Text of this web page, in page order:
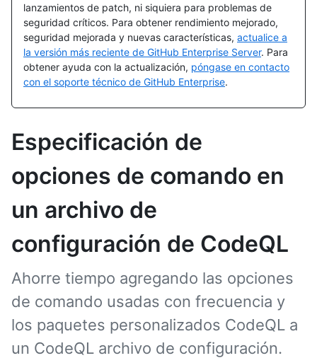
lanzamientos de patch, ni siquiera para problemas de
seguridad críticos. Para obtener rendimiento mejorado,
seguridad mejorada y nuevas características, actualice a
la versión más reciente de GitHub Enterprise Server. Para
obtener ayuda con la actualización, póngase en contacto
con el soporte técnico de GitHub Enterprise.
Especificación de
opciones de comando en
un archivo de
configuración de CodeQL
Ahorre tiempo agregando las opciones
de comando usadas con frecuencia y
los paquetes personalizados CodeQL a
un CodeQL archivo de configuración.